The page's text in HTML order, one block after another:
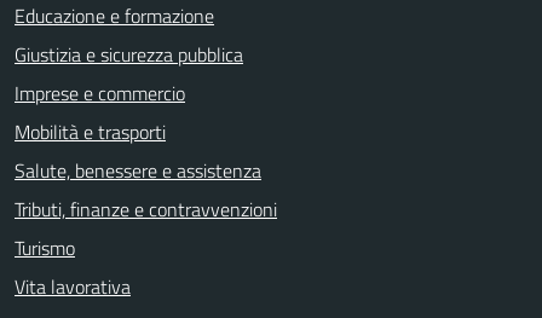
Educazione e formazione
Giustizia e sicurezza pubblica
Imprese e commercio
Mobilità e trasporti
Salute, benessere e assistenza
Tributi, finanze e contravvenzioni
Turismo
Vita lavorativa